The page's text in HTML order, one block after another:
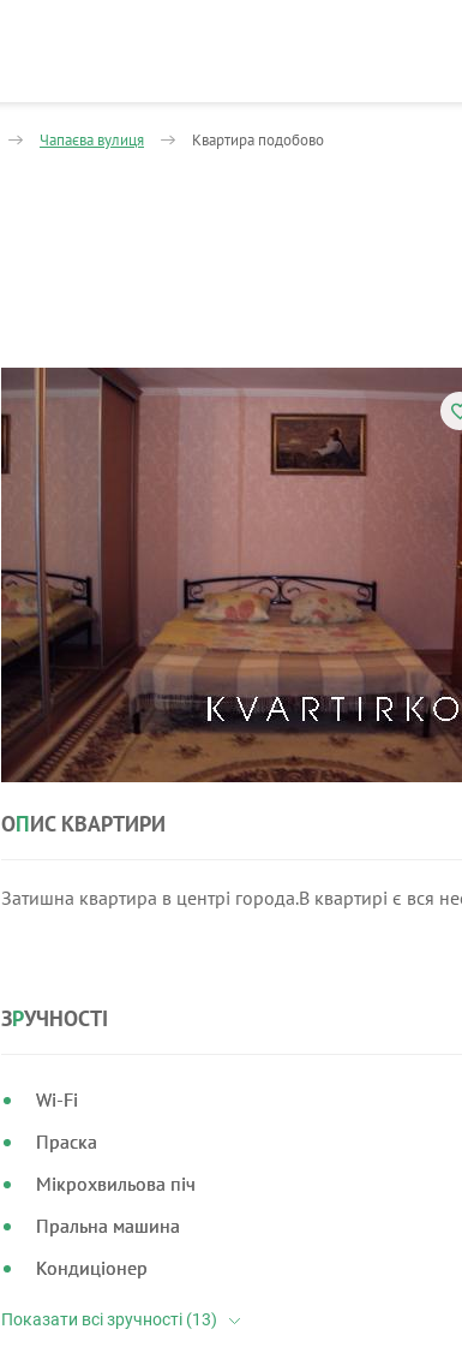
Чапаєва вулиця Квартира подобово
ОПИС КВАРТИРИ
Затишна квартира в центрі города.В квартирі є вся
ЗРУЧНОСТІ
Wi-Fi
Праска
Мікрохвильова піч
Пральна машина
Кондиціонер